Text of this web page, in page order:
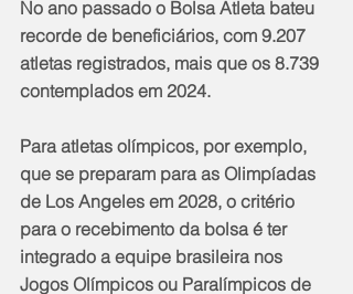
No ano passado o Bolsa Atleta bateu
recorde de beneficiários, com 9.207
atletas registrados, mais que os 8.739
contemplados em 2024.
Para atletas olímpicos, por exemplo,
que se preparam para as Olimpíadas
de Los Angeles em 2028, o critério
para o recebimento da bolsa é ter
integrado a equipe brasileira nos
Jogos Olímpicos ou Paralímpicos de